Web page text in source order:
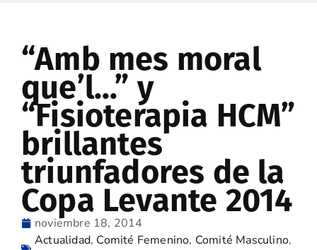
“Amb mes moral
que’l…” y
“Fisioterapia HCM”
brillantes
triunfadores de la
Copa Levante 2014
noviembre 18, 2014
Actualidad, Comité Femenino, Comité Masculino,